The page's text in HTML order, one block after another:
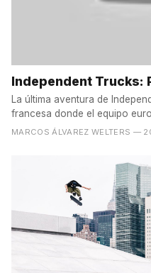
Independent Trucks:
La última aventura de
francesa donde el equipo
MARCOS ÁLVAREZ WELTERS —